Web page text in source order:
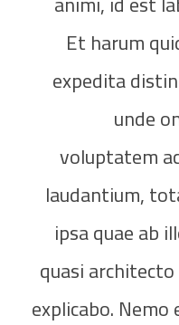
Et harum
expedita
unde
voluptatem
laudantium,
ipsa quae ab
quasi
explicabo.